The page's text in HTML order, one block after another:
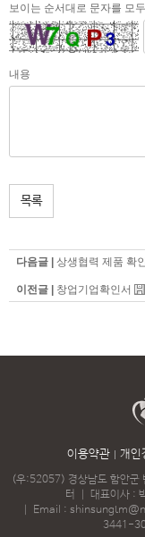
보이는 순서대로 문자를 모
내용
목록
다음글 | 상생협력 제품 확
이전글 | 창업기업확인서
이용약관 개인
(우:52057) 경상남도 함안군
터
대표이사 :
Email :
3441-